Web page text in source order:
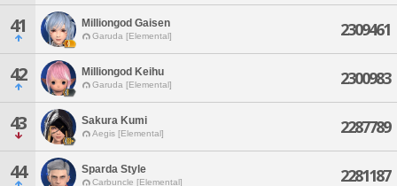
41 Milliongod Gaisen
Garuda [Elemental] 2309461
42 Milliongod Keihu
Garuda [Elemental] 2300983
43 Sakura Kumi
Aegis [Elemental] 2287789
44 Sparda Style
Carbuncle [Elemental] 2281187